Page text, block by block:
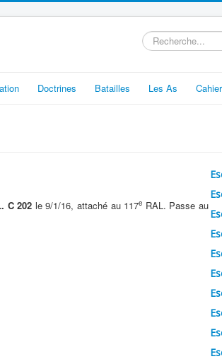
Rechercher
Doctrines Batailles Les As
C 202 le 9/1/16, attaché au 117e RAL. Passe au